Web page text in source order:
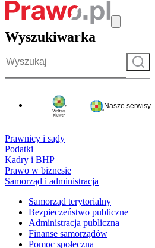
Wyszukiwarka
Szukaj
Nasze serwisy
Prawnicy i sądy
Podatki
Kadry i BHP
Prawo w biznesie
Samorząd i administracja
Samorząd terytorialny
Bezpieczeństwo publiczne
Administracja publiczna
Finanse samorządów
Pomoc społeczna